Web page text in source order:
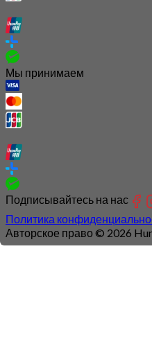
Мы принимаем
Подписывайтесь на нас
Политика
Авторское право © 2026
Connection